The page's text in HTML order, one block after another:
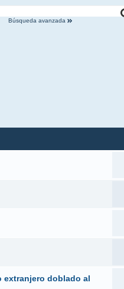
Búsqueda avanzada
extranjero doblado al